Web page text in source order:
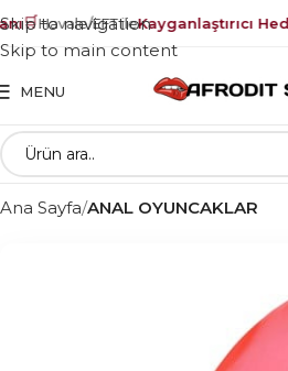
🛒Havale/EFT ileKayganlaştırıcı
Skip to navigation
Skip to main content
MENU
Ana Sayfa ANAL OYUNCAKLAR